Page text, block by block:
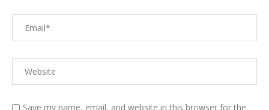
Save my name, email, and website in this browser for the